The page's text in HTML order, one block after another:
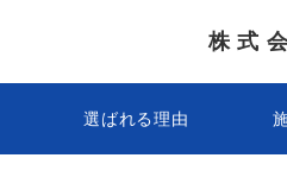
株式
選ばれる理由